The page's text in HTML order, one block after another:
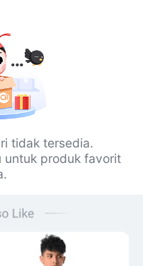
tidak tersedia.
untuk produk favorit